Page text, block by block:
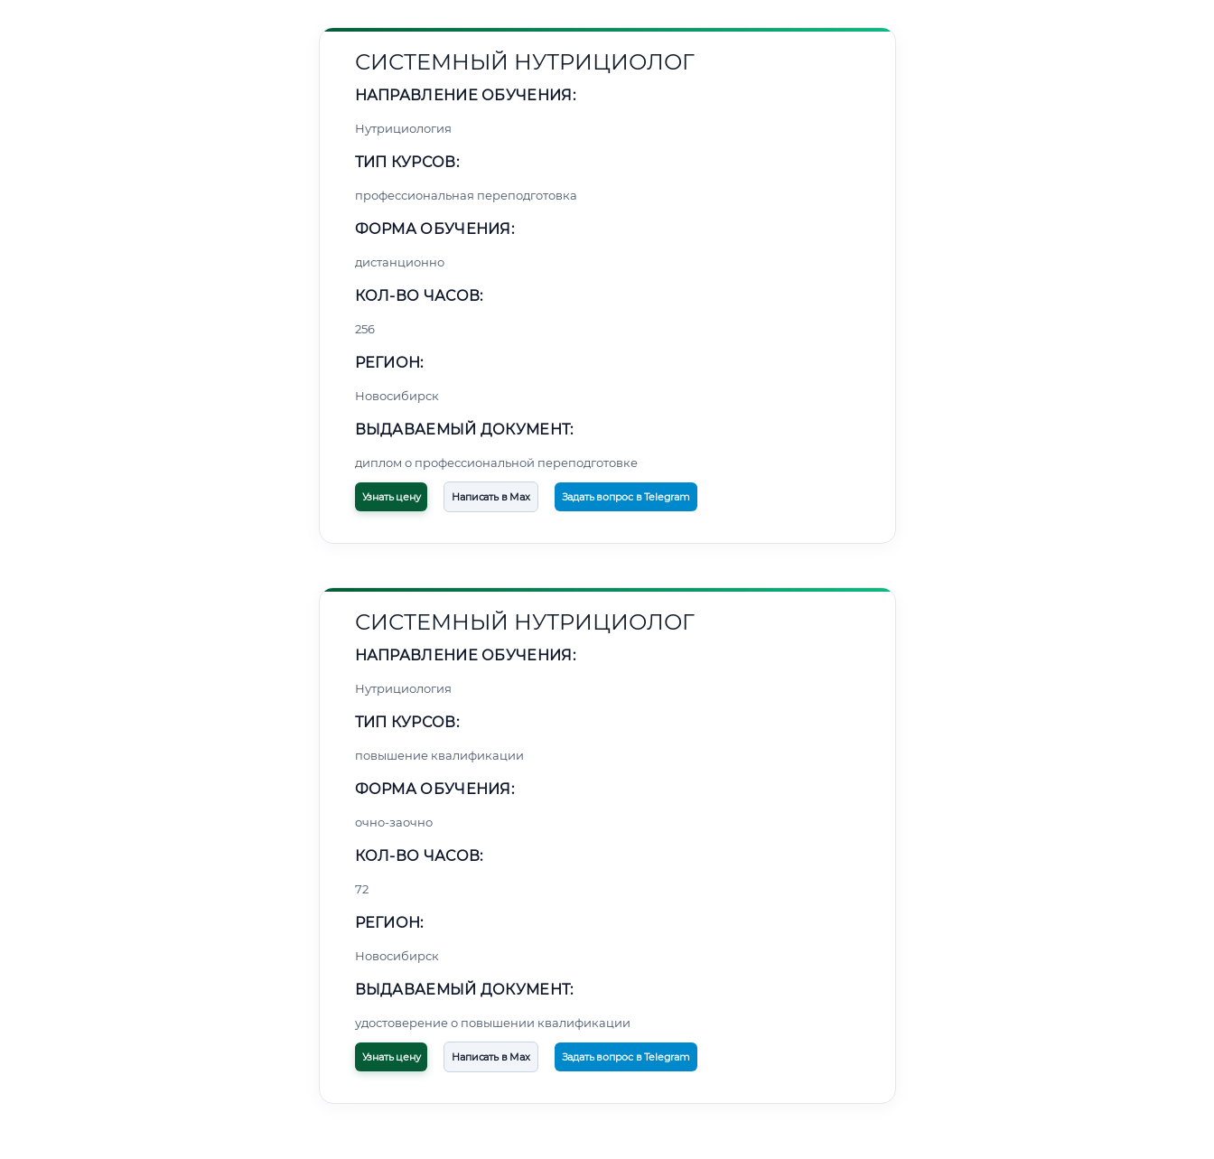
СИСТЕМНЫЙ НУТРИЦИОЛОГ
НАПРАВЛЕНИЕ ОБУЧЕНИЯ:
Нутрициология
ТИП КУРСОВ:
профессиональная переподготовка
ФОРМА ОБУЧЕНИЯ:
дистанционно
КОЛ-ВО ЧАСОВ:
256
РЕГИОН:
Новосибирск
ВЫДАВАЕМЫЙ ДОКУМЕНТ:
диплом о профессиональной переподготовке
Узнать цену Написать в Max Задать вопрос в Telegram
СИСТЕМНЫЙ НУТРИЦИОЛОГ
НАПРАВЛЕНИЕ ОБУЧЕНИЯ:
Нутрициология
ТИП КУРСОВ:
повышение квалификации
ФОРМА ОБУЧЕНИЯ:
очно-заочно
КОЛ-ВО ЧАСОВ:
72
РЕГИОН:
Новосибирск
ВЫДАВАЕМЫЙ ДОКУМЕНТ:
удостоверение о повышении квалификации
Узнать цену Написать в Max Задать вопрос в Telegram